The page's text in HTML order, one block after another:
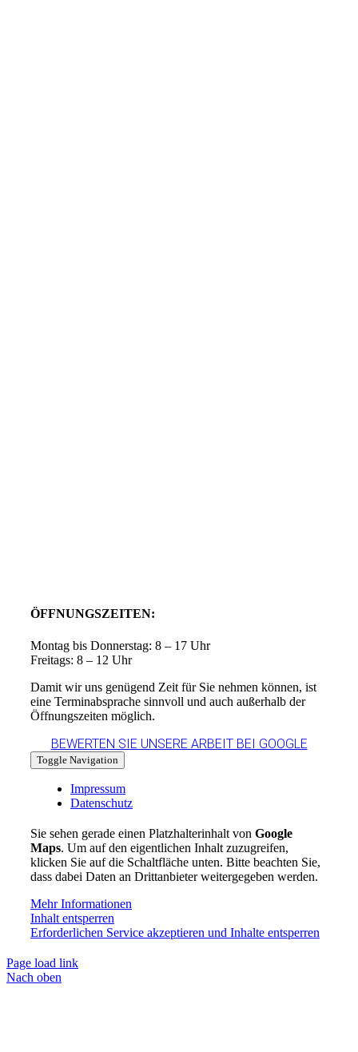
ÖFFNUNGSZEITEN:
Montag bis Donnerstag: 8 – 17 Uhr
Freitags: 8 – 12 Uhr
Damit wir uns genügend Zeit für Sie nehmen können, ist
eine Terminabsprache sinnvoll und auch außerhalb der
Öffnungszeiten möglich.
BEWERTEN SIE UNSERE ARBEIT BEI GOOGLE
Toggle Navigation
Impressum
Datenschutz
Sie sehen gerade einen Platzhalterinhalt von Google
Maps. Um auf den eigentlichen Inhalt zuzugreifen,
klicken Sie auf die Schaltfläche unten. Bitte beachten Sie,
dass dabei Daten an Drittanbieter weitergegeben werden.
Mehr Informationen
Inhalt entsperren
Erforderlichen Service akzeptieren und Inhalte entsperren
Page load link
Nach oben